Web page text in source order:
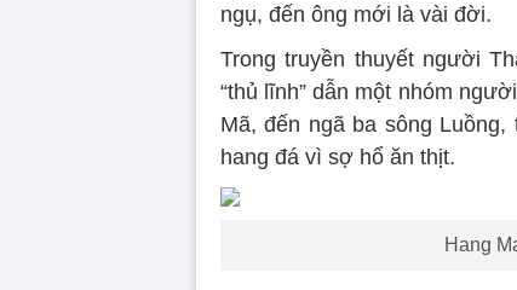
ngụ, đến ông mới là vài đời.
Trong truyền thuyết người
“thủ lĩnh” dẫn một nhóm
Mã, đến ngã ba sông
hang đá vì sợ hổ ăn thịt.
Hang